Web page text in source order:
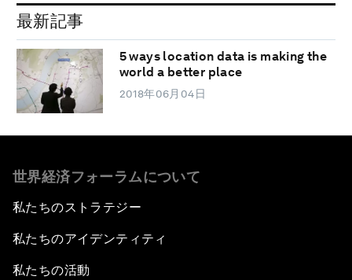
最新記事
5 ways location data is making the
world a better place
2018年06月04日
世界経済フォーラムについて
私たちのストラテジー
私たちのアイデンティティ
私たちの活動